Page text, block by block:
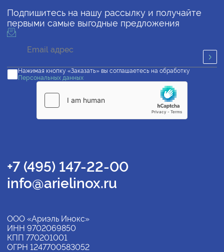
Подпишитесь на нашу рассылку и получайте
первыми самые выгодные предложения
Нажимая кнопку «Заказать» вы соглашаетесь на обработку
Персональных данных
+7 (495) 147-22-00
info@arielinox.ru
ООО «Ариэль Инокс»
ИНН 9702069850
КПП 770201001
ОГРН 1247700583052